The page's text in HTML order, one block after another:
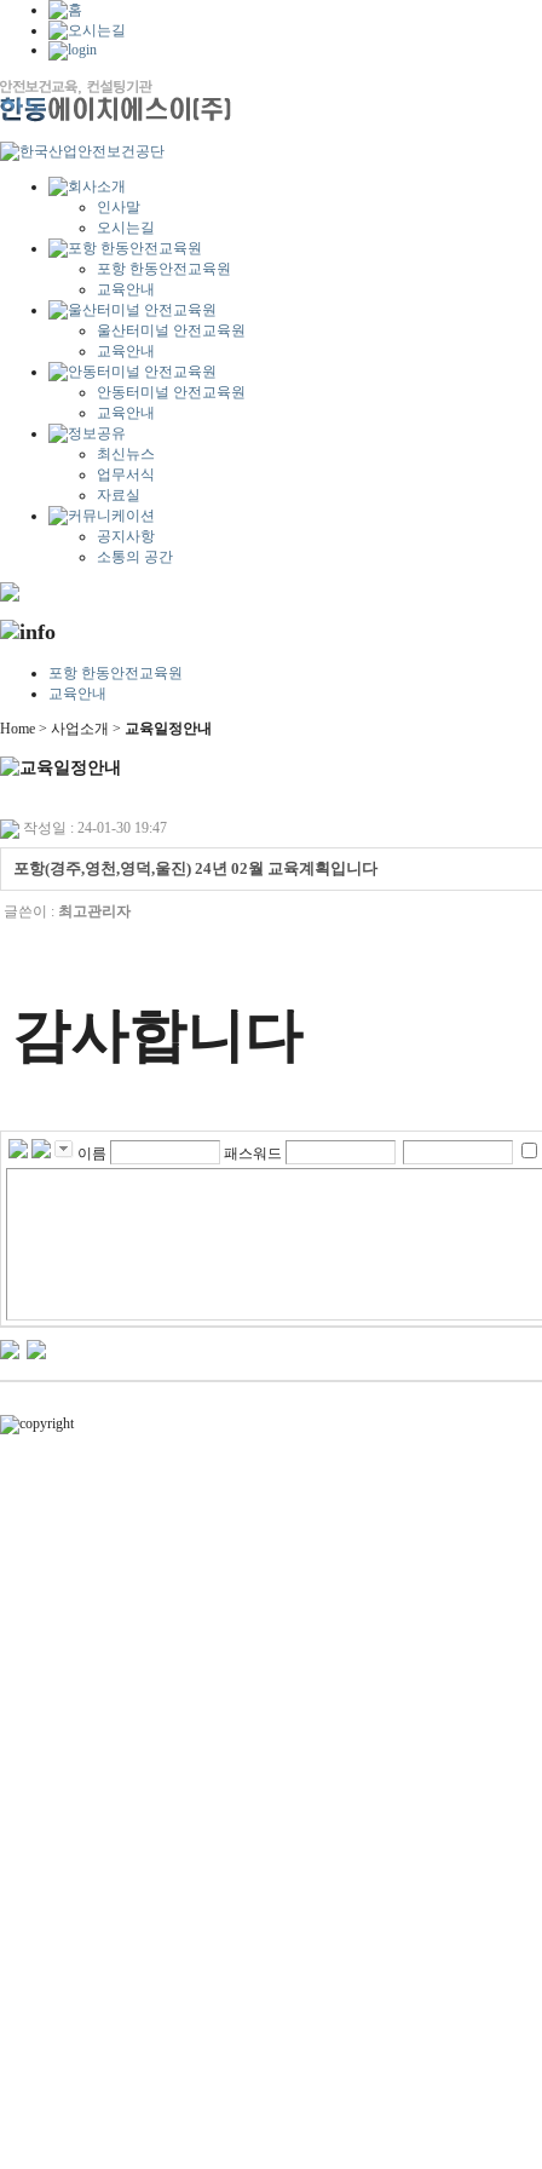
인사말
오시는길
포항 한동안전교육원
교육안내
울산터미널 안전교육원
교육안내
안동터미널 안전교육원
교육안내
최신뉴스
업무서식
자료실
공지사항
소통의 공간
포항 한동안전교육원
교육안내
Home > 사업소개 > 교육일정안내
작성일 : 24-01-30 19:47
포항(경주,영천,영덕,울진) 24년 02월 교육계획입니다
글쓴이 : 최고관리자
감사합니다
이름 패스워드